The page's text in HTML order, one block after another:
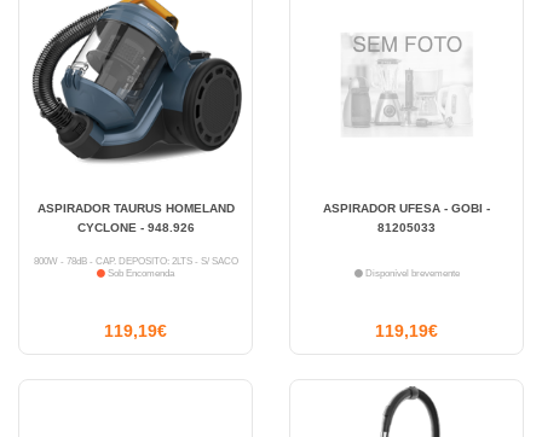
ASPIRADOR TAURUS HOMELAND
CYCLONE - 948.926
800W - 78dB - CAP. DEPÓSITO: 2LTS - S/ SACO
Sob Encomenda
119,19€
ASPIRADOR UFESA - GOBI -
81205033
Disponível brevemente
119,19€